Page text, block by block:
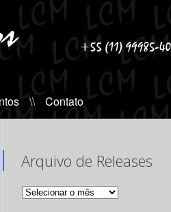
\\ Contato
Arquivo de Releases
Arquivo